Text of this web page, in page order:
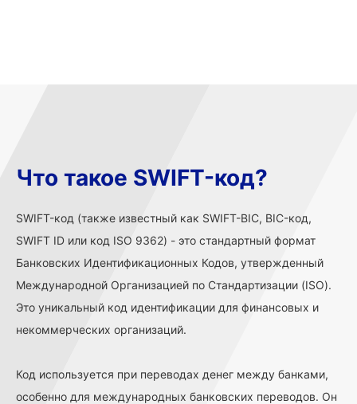
Что такое SWIFT-код?
SWIFT-код (также известный как SWIFT-BIC, BIC-код,
SWIFT ID или код ISO 9362) - это стандартный формат
Банковских Идентификационных Кодов, утвержденный
Международной Организацией по Стандартизации (ISO).
Это уникальный код идентификации для финансовых и
некоммерческих организаций.
Код используется при переводах денег между банками,
особенно для международных банковских переводов. Он